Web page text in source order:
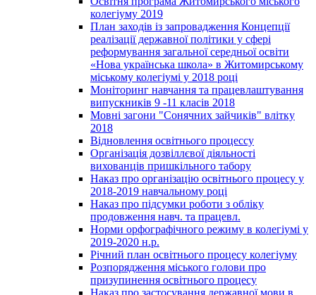
колегіуму 2019
План заходів із запровадження Концепції
реалізації державної політики у сфері
реформування загальної середньої освіти
«Нова українська школа» в Житомирському
міському колегіумі у 2018 році
Моніторинг навчання та працевлаштування
випускників 9 -11 класів 2018
Мовні загони "Сонячних зайчиків" влітку
2018
Відновлення освітнього процессу
Організація дозвіллєвої діяльності
вихованців пришкільного табору
Наказ про організацію освітнього процесу у
2018-2019 навчальному році
Наказ про підсумки роботи з обліку
продовження навч. та працевл.
Норми орфографічного режиму в колегіумі у
2019-2020 н.р.
Річний план освітнього процесу колегіуму
Розпорядження міського голови про
призупинення освітнього процесу
Наказ про застосування державної мови в